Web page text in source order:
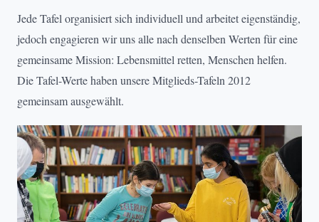
Jede Tafel organisiert sich individuell und arbeitet eigenständig,
jedoch engagieren wir uns alle nach denselben Werten für eine
gemeinsame Mission: Lebensmittel retten, Menschen helfen.
Die Tafel-Werte haben unsere Mitglieds-Tafeln 2012
gemeinsam ausgewählt.